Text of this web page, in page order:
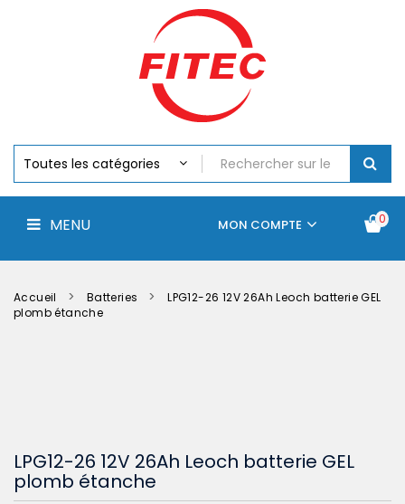
MENU 0
MON COMPTE
Chargeurs
Accus
Perceuse,
Visseuse
Batteries
Accueil Batteries
LPG12-26 12V 26Ah Leoch batterie GEL
plomb étanche
LPG12-26 12V 26Ah Leoch batterie GEL
plomb étanche